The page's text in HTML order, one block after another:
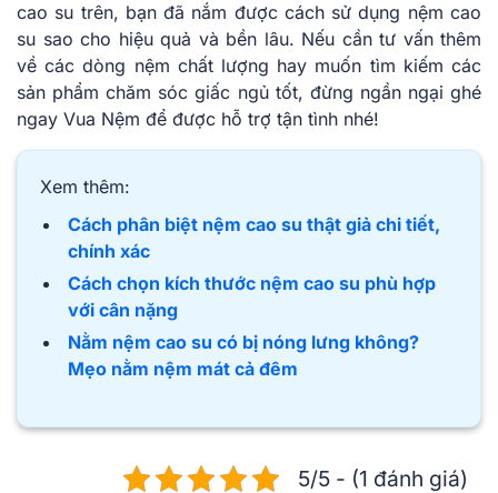
cao su trên, bạn đã nắm được cách sử dụng nệm cao
su sao cho hiệu quả và bền lâu. Nếu cần tư vấn thêm
về các dòng nệm chất lượng hay muốn tìm kiếm các
sản phẩm chăm sóc giấc ngủ tốt, đừng ngần ngại ghé
ngay Vua Nệm để được hỗ trợ tận tình nhé!
Xem thêm:
Cách phân biệt nệm cao su thật giả chi tiết,
chính xác
Cách chọn kích thước nệm cao su phù hợp
với cân nặng
Nằm nệm cao su có bị nóng lưng không?
Mẹo nằm nệm mát cả đêm
5/5 - (1 đánh giá)